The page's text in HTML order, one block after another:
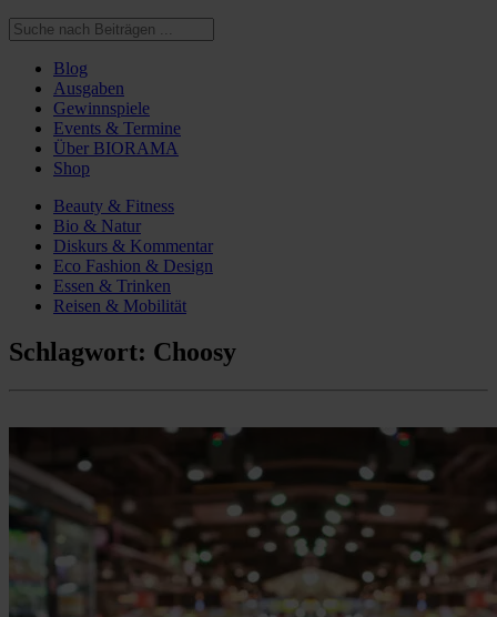
Blog
Ausgaben
Gewinnspiele
Events & Termine
Über BIORAMA
Shop
Beauty & Fitness
Bio & Natur
Diskurs & Kommentar
Eco Fashion & Design
Essen & Trinken
Reisen & Mobilität
Schlagwort: Choosy